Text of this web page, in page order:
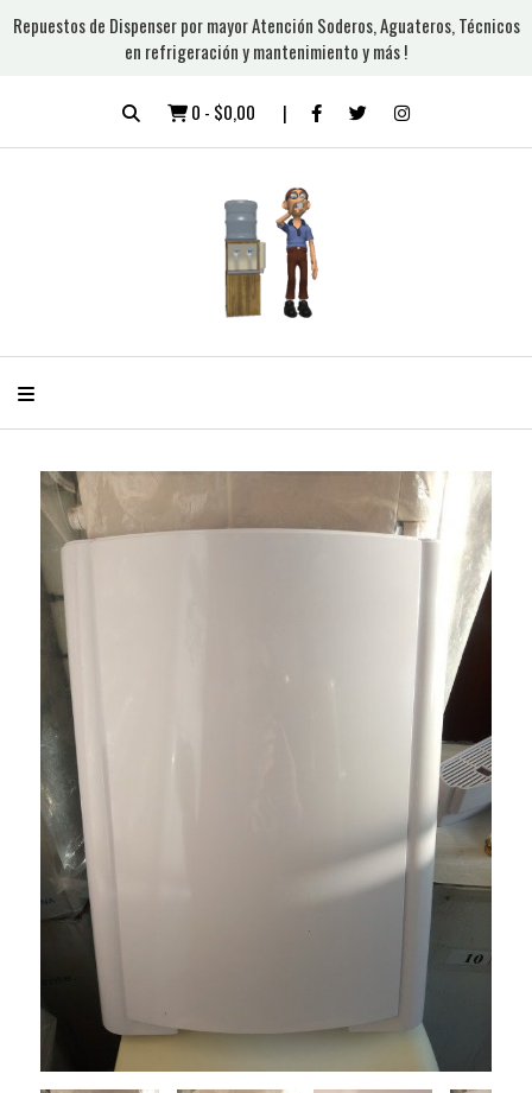
Repuestos de Dispenser por mayor Atención Soderos, Aguateros, Técnicos
en refrigeración y mantenimiento y más !
0 - $0,00